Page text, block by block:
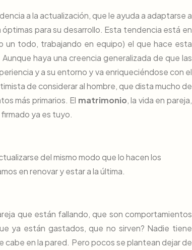
a la actualización, que le ayuda a adaptarse a
para su desarrollo. Esta tendencia está en
un todo, trabajando en equipo) el que hace esta
haya una creencia generalizada de que las
y a su entorno y va enriqueciéndose con el
de considerar al hombre, que dista mucho de
más primarios. El matrimonio, la vida en pareja,
ya es tuyo.
del mismo modo que lo hacen los
en renovar y estar a la última.
que están fallando, que son comportamientos
ya están gastados, que no sirven? Nadie tiene
cabe en la pared. Pero pocos se plantean dejar de